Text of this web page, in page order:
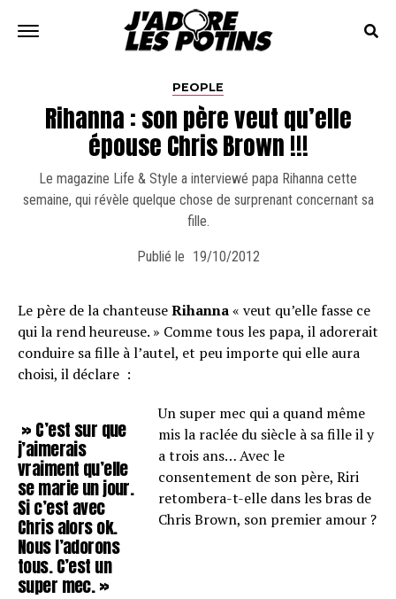
PEOPLE
Rihanna : son père veut qu’elle
épouse Chris Brown !!!
Le magazine Life & Style a interviewé papa Rihanna cette
semaine, qui révèle quelque chose de surprenant concernant sa
fille.
Publié le 19/10/2012
Le père de la chanteuseRihanna« veut qu’elle fasse ce
qui la rend heureuse. » Comme tous les papa, il adorerait
conduire sa fille à l’autel, et peu importe qui elle aura
choisi, il déclare :
» C’est sur que
j’aimerais
vraiment qu’elle
se marie un jour.
Si c’est avec
Chris alors ok.
Nous l’adorons
tous. C’est un
super mec. »
Un super mec qui a quand même
mis la raclée du siècle à sa fille il y
a trois ans… Avec le
consentement de son père, Riri
retombera-t-elle dans les bras de
Chris Brown, son premier amour ?